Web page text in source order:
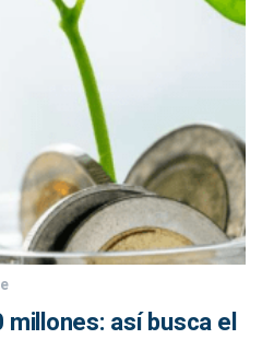
así busca el